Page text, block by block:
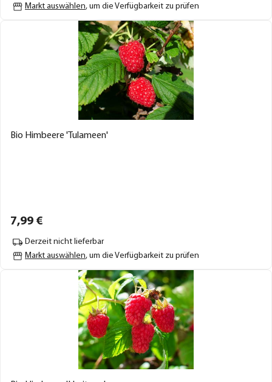
Markt auswählen, um die Verfügbarkeit zu prüfen
Bio Himbeere 'Tulameen'
7,99 €
Derzeit nicht lieferbar
Markt auswählen, um die Verfügbarkeit zu prüfen